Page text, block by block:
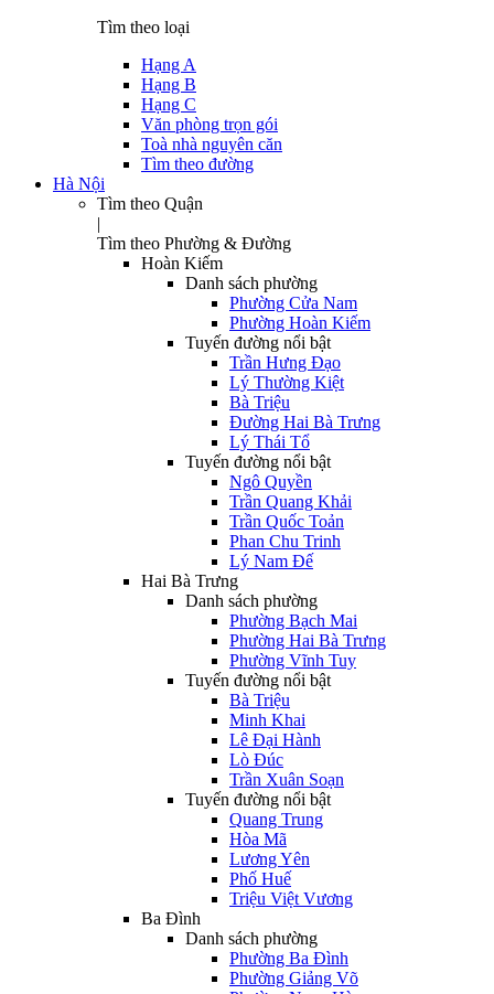
Tìm theo loại
Hạng A
Hạng B
Hạng C
Văn phòng trọn gói
Toà nhà nguyên căn
Tìm theo đường
Hà Nội
Tìm theo Quận
|
Tìm theo Phường & Đường
Hoàn Kiếm
Danh sách phường
Phường Cửa Nam
Phường Hoàn Kiếm
Tuyến đường nổi bật
Trần Hưng Đạo
Lý Thường Kiệt
Bà Triệu
Đường Hai Bà Trưng
Lý Thái Tổ
Tuyến đường nổi bật
Ngô Quyền
Trần Quang Khải
Trần Quốc Toản
Phan Chu Trinh
Lý Nam Đế
Hai Bà Trưng
Danh sách phường
Phường Bạch Mai
Phường Hai Bà Trưng
Phường Vĩnh Tuy
Tuyến đường nổi bật
Bà Triệu
Minh Khai
Lê Đại Hành
Lò Đúc
Trần Xuân Soạn
Tuyến đường nổi bật
Quang Trung
Hòa Mã
Lương Yên
Phố Huế
Triệu Việt Vương
Ba Đình
Danh sách phường
Phường Ba Đình
Phường Giảng Võ